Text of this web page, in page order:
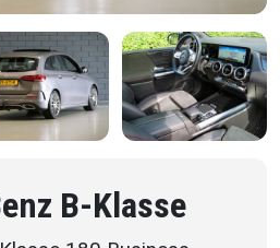
B-Klasse